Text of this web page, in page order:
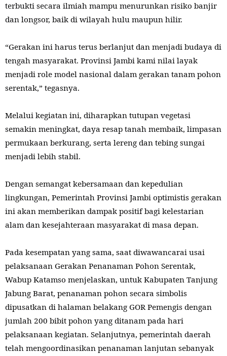
terbukti secara ilmiah mampu menurunkan risiko banjir
dan longsor, baik di wilayah hulu maupun hilir.
“Gerakan ini harus terus berlanjut dan menjadi budaya di
tengah masyarakat. Provinsi Jambi kami nilai layak
menjadi role model nasional dalam gerakan tanam pohon
serentak,” tegasnya.
Melalui kegiatan ini, diharapkan tutupan vegetasi
semakin meningkat, daya resap tanah membaik, limpasan
permukaan berkurang, serta lereng dan tebing sungai
menjadi lebih stabil.
Dengan semangat kebersamaan dan kepedulian
lingkungan, Pemerintah Provinsi Jambi optimistis gerakan
ini akan memberikan dampak positif bagi kelestarian
alam dan kesejahteraan masyarakat di masa depan.
Pada kesempatan yang sama, saat diwawancarai usai
pelaksanaan Gerakan Penanaman Pohon Serentak,
Wabup Katamso menjelaskan, untuk Kabupaten Tanjung
Jabung Barat, penanaman pohon secara simbolis
dipusatkan di halaman belakang GOR Pemengis dengan
jumlah 200 bibit pohon yang ditanam pada hari
pelaksanaan kegiatan. Selanjutnya, pemerintah daerah
telah mengoordinasikan penanaman lanjutan sebanyak